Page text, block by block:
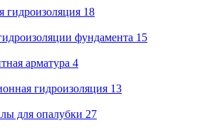
гидроизоляция 18
фундамента 15
арматура 4
гидроизоляция 13
для опалубки 27